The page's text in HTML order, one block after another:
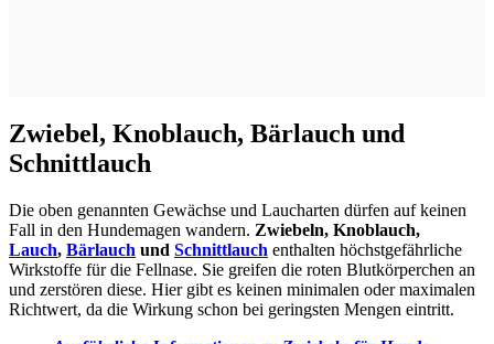
Zwiebel, Knoblauch, Bärlauch und
Schnittlauch
Die oben genannten Gewächse und Laucharten dürfen auf keinen
Fall in den Hundemagen wandern. Zwiebeln, Knoblauch,
Lauch, Bärlauch und Schnittlauch enthalten höchstgefährliche
Wirkstoffe für die Fellnase. Sie greifen die roten Blutkörperchen an
und zerstören diese. Hier gibt es keinen minimalen oder maximalen
Richtwert, da die Wirkung schon bei geringsten Mengen eintritt.